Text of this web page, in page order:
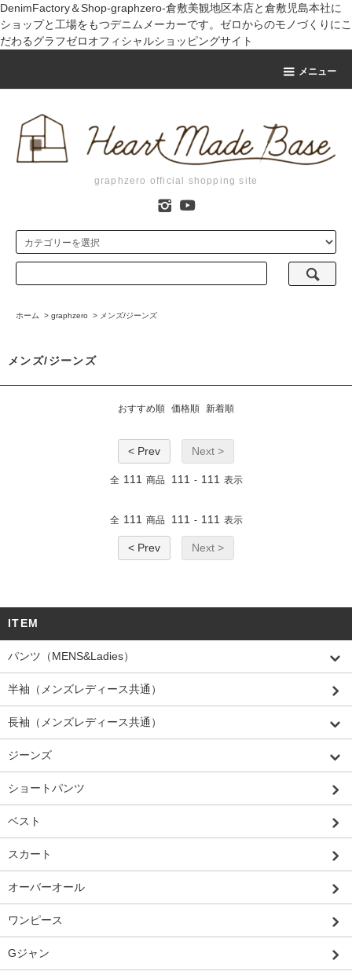
DenimFactory＆Shop-graphzero-倉敷美観地区本店と倉敷児島本社に
ショップと工場をもつデニムメーカーです。ゼロからのモノづくりにこ
だわるグラフゼロオフィシャルショッピングサイト
メニュー
graphzero official shopping site
ホーム > graphzero > メンズ/ジーンズ
メンズ/ジーンズ
おすすめ順 価格順 新着順
< Prev Next >
全 111 商品 111 - 111 表示
全 111 商品 111 - 111 表示
< Prev Next >
ITEM
パンツ（MENS&Ladies）
半袖（メンズレディース共通）
長袖（メンズレディース共通）
ジーンズ
ショートパンツ
ベスト
スカート
オーバーオール
ワンピース
Gジャン